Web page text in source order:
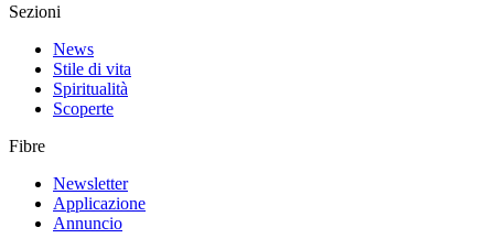
Sezioni
News
Stile di vita
Spiritualità
Scoperte
Fibre
Newsletter
Applicazione
Annuncio